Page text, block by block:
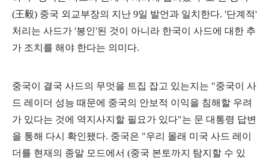
(王毅) 중국 외교부장의 지난 9일 발언과 일치한다. '단계적'
처리는 사드가 '봉인'된 것이 아니라 한국이 사드에 대한 추
가 조치를 해야 한다는 의미다.
중국이 결국 사드의 무엇을 트집 잡고 있는지는 "중국이 사
드 레이더 성능 때문에 중국의 안보적 이익을 침해할 우려
가 있다는 것에 역지사지할 필요가 있다"는 문 대통령 답변
을 통해 다시 확인됐다. 중국은 "우리 몰래 미국 사드 레이
더를 현재의 종말 모드에서 (중국 본토까지 탐지할 수 있